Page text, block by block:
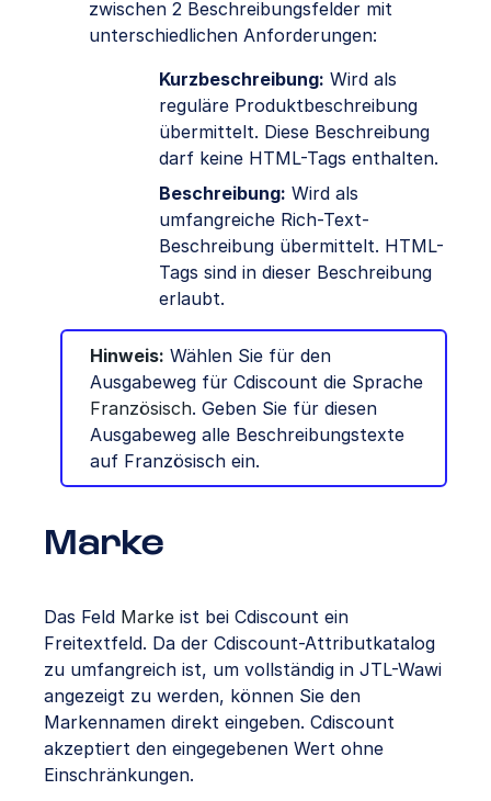
zwischen 2 Beschreibungsfelder mit
unterschiedlichen Anforderungen:
Kurzbeschreibung: Wird als
reguläre Produktbeschreibung
übermittelt. Diese Beschreibung
darf keine HTML-Tags enthalten.
Beschreibung: Wird als
umfangreiche Rich-Text-
Beschreibung übermittelt. HTML-
Tags sind in dieser Beschreibung
erlaubt.
Hinweis: Wählen Sie für den
Ausgabeweg für Cdiscount die Sprache
Französisch. Geben Sie für diesen
Ausgabeweg alle Beschreibungstexte
auf Französisch ein.
Marke
Das Feld Marke ist bei Cdiscount ein
Freitextfeld. Da der Cdiscount-Attributkatalog
zu umfangreich ist, um vollständig in JTL-Wawi
angezeigt zu werden, können Sie den
Markennamen direkt eingeben. Cdiscount
akzeptiert den eingegebenen Wert ohne
Einschränkungen.